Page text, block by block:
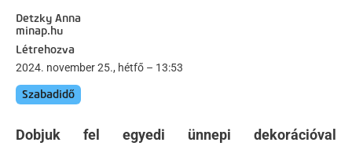
Detzky Anna
minap.hu
Létrehozva
2024. november 25., hétfő – 13:53
Szabadidő
Dobjuk fel egyedi ünnepi dekorációval